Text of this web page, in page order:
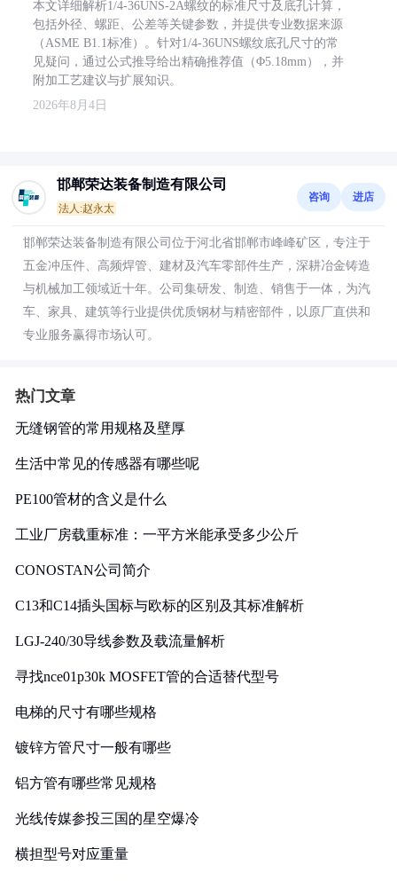
本文详细解析1/4-36UNS-2A螺纹的标准尺寸及底孔计算，
包括外径、螺距、公差等关键参数，并提供专业数据来源
（ASME B1.1标准）。针对1/4-36UNS螺纹底孔尺寸的常
见疑问，通过公式推导给出精确推荐值（Φ5.18mm），并
附加工艺建议与扩展知识。
2026年8月4日
邯郸荣达装备制造有限公司
法人:赵永太
咨询 进店
邯郸荣达装备制造有限公司位于河北省邯郸市峰峰矿区，专注于
五金冲压件、高频焊管、建材及汽车零部件生产，深耕冶金铸造
与机械加工领域近十年。公司集研发、制造、销售于一体，为汽
车、家具、建筑等行业提供优质钢材与精密部件，以原厂直供和
专业服务赢得市场认可。
热门文章
无缝钢管的常用规格及壁厚
生活中常见的传感器有哪些呢
PE100管材的含义是什么
工业厂房载重标准：一平方米能承受多少公斤
CONOSTAN公司简介
C13和C14插头国标与欧标的区别及其标准解析
LGJ-240/30导线参数及载流量解析
寻找nce01p30k MOSFET管的合适替代型号
电梯的尺寸有哪些规格
镀锌方管尺寸一般有哪些
铝方管有哪些常见规格
光线传媒参投三国的星空爆冷
横担型号对应重量